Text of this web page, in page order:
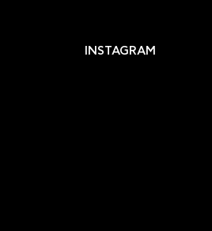
INSTAGRAM